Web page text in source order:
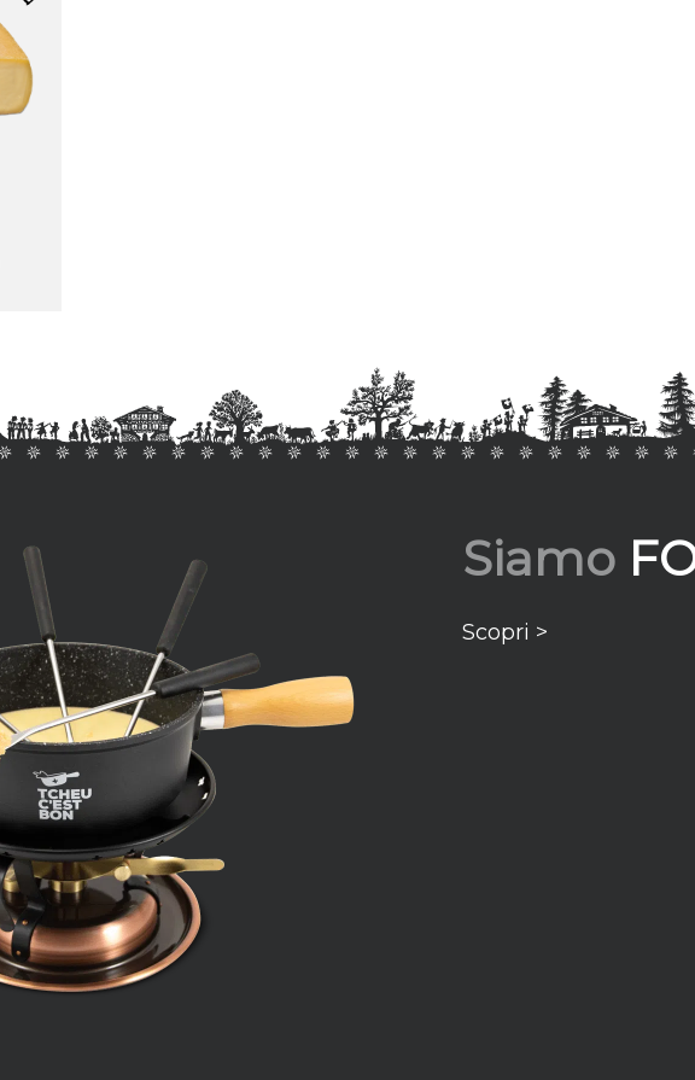
Siamo
Scopri >